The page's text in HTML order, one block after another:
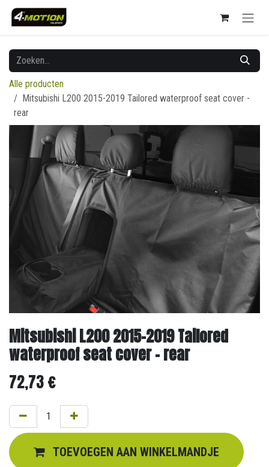
Overslaan naar inhoud
Alle producten
Mitsubishi L200 2015-2019 Tailored waterproof seat cover -
rear
Mitsubishi L200 2015-2019 Tailored
waterproof seat cover - rear
72,73€
TOEVOEGEN AAN WINKELMANDJE